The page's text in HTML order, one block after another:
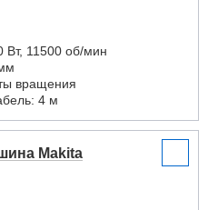
Вт, 11500 об/мин
вращения
4 м
Makita